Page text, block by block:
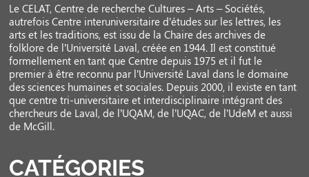
Le CELAT, Centre de recherche Cultures – Arts – Sociétés,
autrefois Centre interuniversitaire d’études sur les lettres, les
arts et les traditions, est issu de la Chaire des archives de
folklore de l’Université Laval, créée en 1944. Il est constitué
formellement en tant que Centre depuis 1975 et il fut le
premier à être reconnu par l’Université Laval dans le domaine
des sciences humaines et sociales. Depuis 2000, il existe en tant
que centre tri-universitaire et interdisciplinaire intégrant des
chercheurs de Laval, de l’UQAM, de l’UQAC, de l’UdeM et aussi
de McGill.
CATÉGORIES